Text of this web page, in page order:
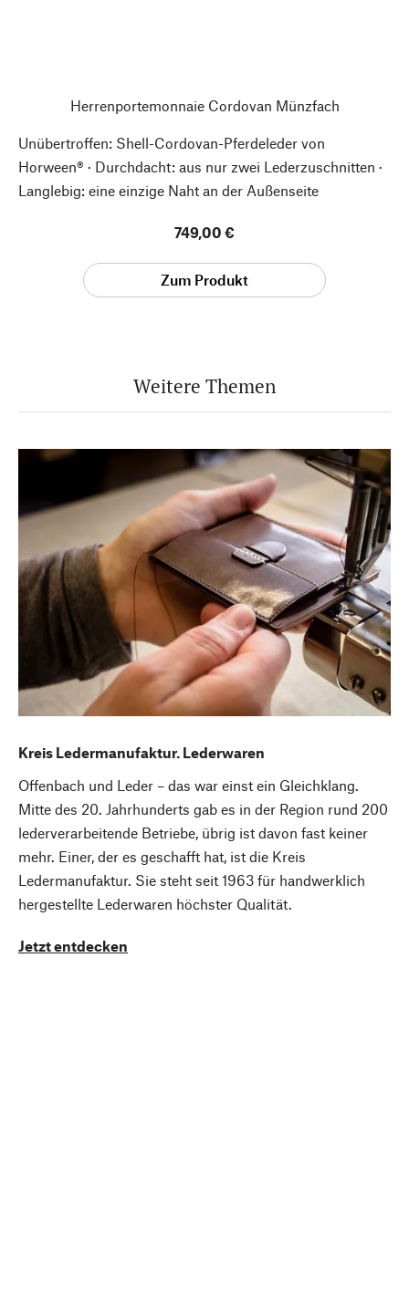
Herrenportemonnaie Cordovan Münzfach
Unübertroffen: Shell-Cordovan-Pferdeleder von
Horween® · Durchdacht: aus nur zwei Lederzuschnitten ·
Langlebig: eine einzige Naht an der Außenseite
749,00 €
Zum Produkt
Weitere Themen
Kreis Ledermanufaktur. Lederwaren
Offenbach und Leder – das war einst ein Gleichklang.
Mitte des 20. Jahrhunderts gab es in der Region rund 200
lederverarbeitende Betriebe, übrig ist davon fast keiner
mehr. Einer, der es geschafft hat, ist die Kreis
Ledermanufaktur. Sie steht seit 1963 für handwerklich
hergestellte Lederwaren höchster Qualität.
Jetzt entdecken